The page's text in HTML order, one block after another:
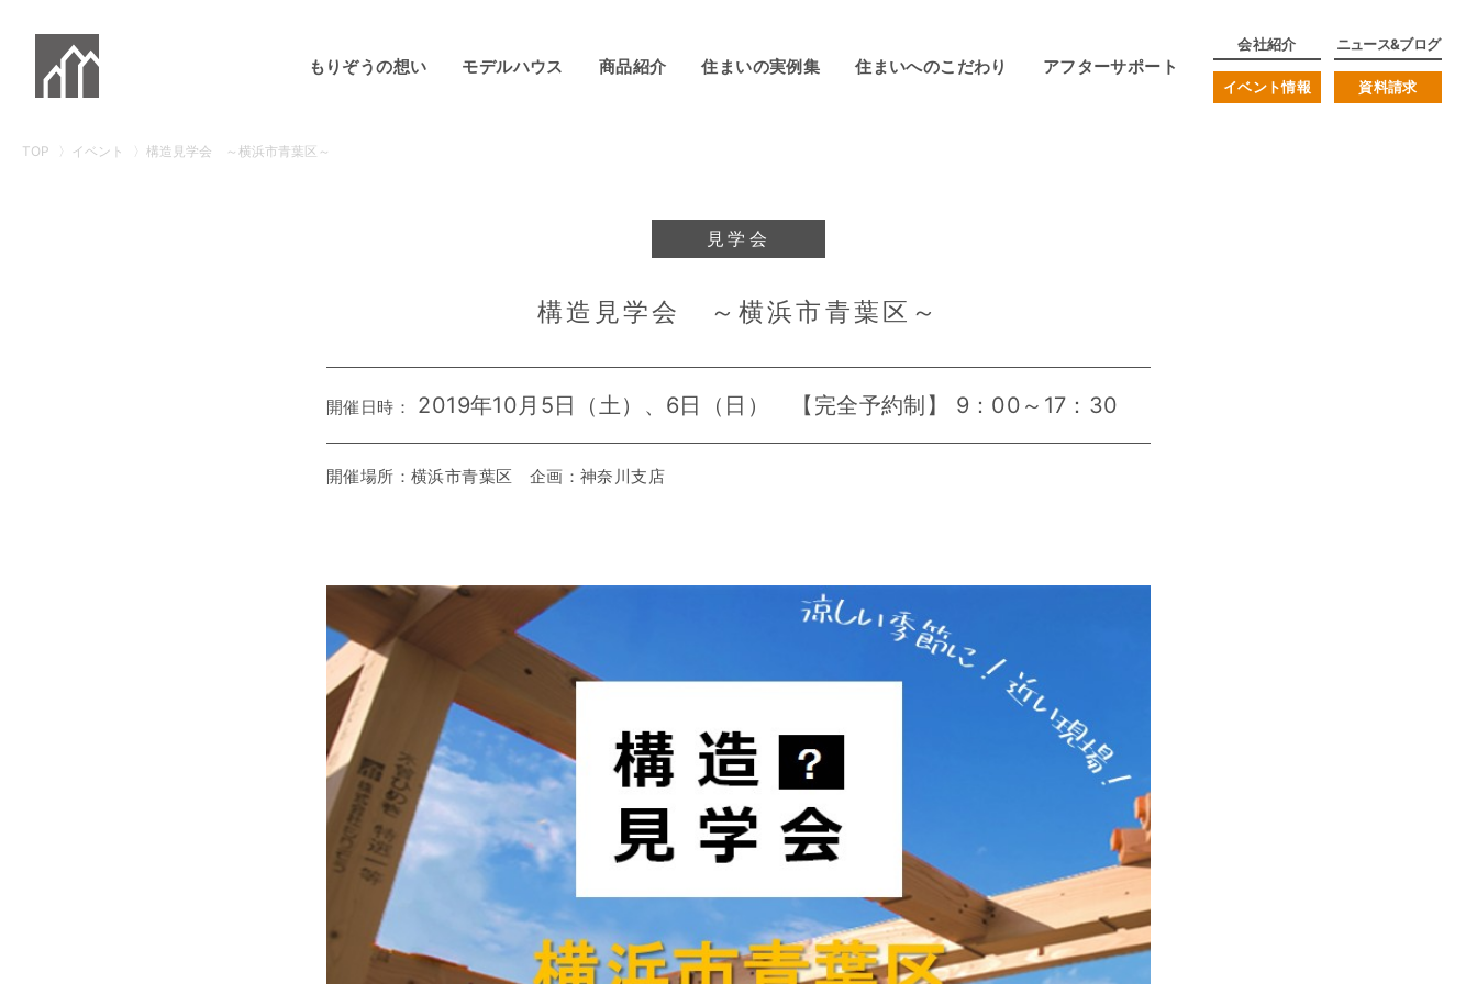
もりぞうの想い モデルハウス 商品紹介 住まいの実例集 住まいへのこだわり アフターサポート
会社紹介 ニュース&ブログ
イベント情報 資料請求
TOP イベント 構造見学会 ～横浜市青葉区～
見学会
構造見学会 ～横浜市青葉区～
開催日時： 2019年10月5日（土）、6日（日） 【完全予約制】 9：00～17：30
開催場所：横浜市青葉区 企画：神奈川支店